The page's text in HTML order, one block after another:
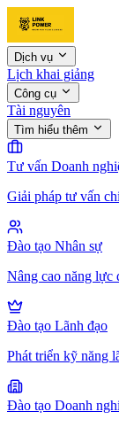
Dịch vụ
Lịch khai giảng
Công cụ
Tài nguyên
Tìm hiểu thêm
Tư vấn Doanh
Giải pháp tư vấn
Đào tạo Nhân sự
Nâng cao năng lực
Đào tạo Lãnh đạo
Phát triển kỹ năng
Đào tạo Doanh